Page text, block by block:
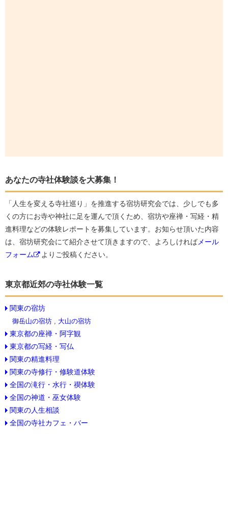
あなたの寺社体験談を大募集！
「人生を変える寺社巡り」を推進する宿坊研究会では、少しでも多
くの方にお寺や神社に足を運んで頂くため、宿坊や座禅・写経・精
進料理などの体験レポートを募集しています。お知らせ頂いた内容
は、宿坊研究会にて紹介させて頂きますので、よろしければメール
フォーム
よりご投稿ください。
東京都近郊の寺社体験一覧
関東の宿坊
御岳山の宿坊 , 大山の宿坊
東京都の座禅・阿字観
東京都の写経・写仏
関東の精進料理
関東の寺修行・修験道体験
全国の滝行・水行・禊体験
全国の神道・巫女体験
関東の人生相談
全国の寺社カフェ・バー